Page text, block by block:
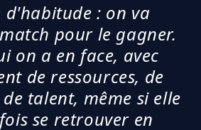
d'habitude : on va
pour le gagner.
on a en face, avec
de ressources, de
talent, même si elle
se retrouver en